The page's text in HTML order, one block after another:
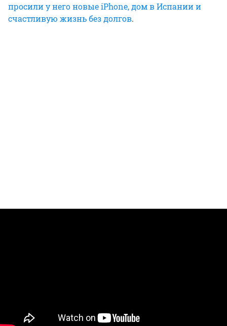
просили у него новые iPhone, дом в Испании и
счастливую жизнь без долгов.